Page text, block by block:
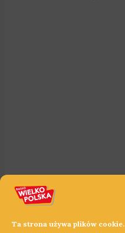
Ta strona używa plików cookie.